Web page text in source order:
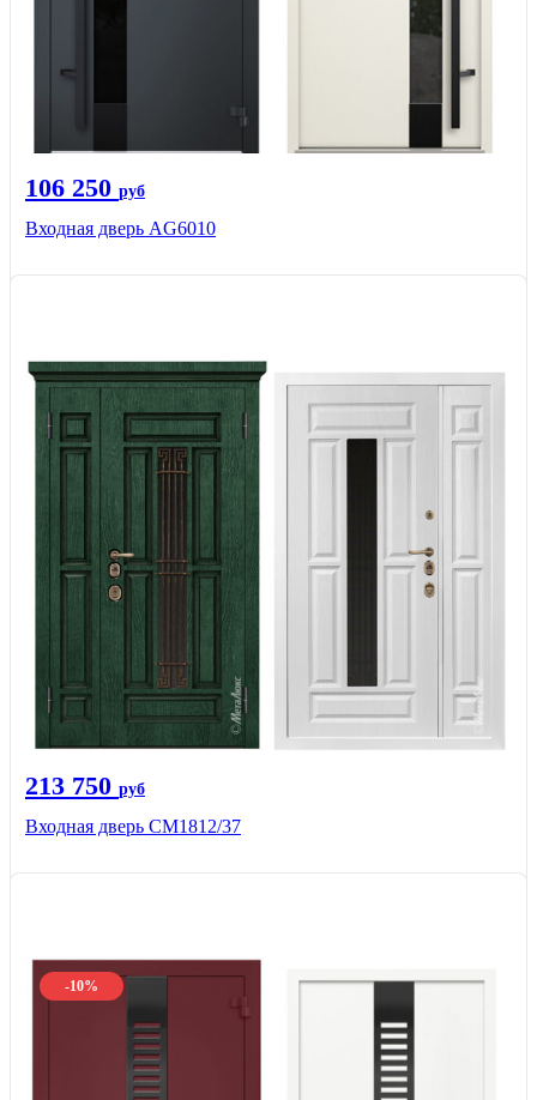
106 250 руб
Входная дверь AG6010
213 750 руб
Входная дверь СМ1812/37
-10%